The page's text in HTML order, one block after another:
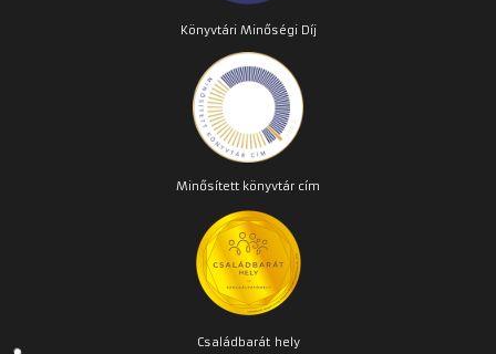
Könyvtári Minőségi Díj
Minősített könyvtár cím
Családbarát hely